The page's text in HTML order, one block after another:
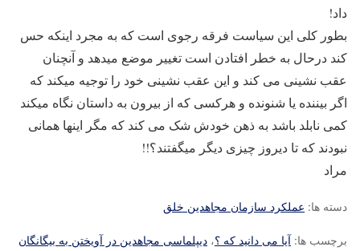
داد!
بطور کلی این سیاست فرقه رجوی است که به مجرد اینکه حس
کند درحال به خطر افتادن است تغییر موضع میدهد و آنچنان
عقب نشینی می کند و این عقب نشینی خود را توجیه میکند که
اگر بیننده یا شنونده و هرکسی که از بیرون به داستان نگاه میکند
کمی نابلد باشد به ذهن خودش شک می کند که مگر اینها همانی
نبودند که تا دیروز چیزی دیگر میگفتند؟!!
مراد
دسته ها: عملکرد سازمان مجاهدین خلق
برچسب ها: آیا می دانید که ؟، دیپلماسی مجاهدین در آویختن به بیگانگان